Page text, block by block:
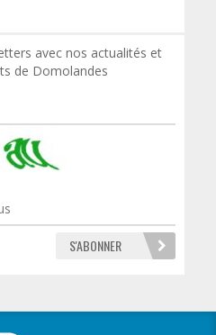
avec nos actualités et
de Domolandes